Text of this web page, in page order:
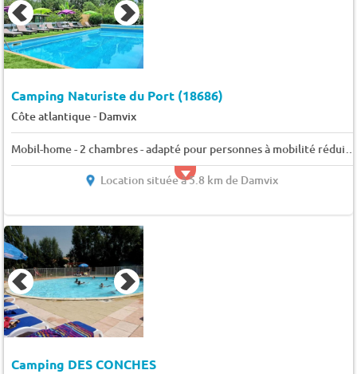
Camping Naturiste du Port (18686)
Côte atlantique- Damvix
Mobil-home - 2 chambres - adapté pour personnes à mobilité réduite (PMR) 6 pers.
Location située à 5.8 km de Damvix
Camping DES CONCHES